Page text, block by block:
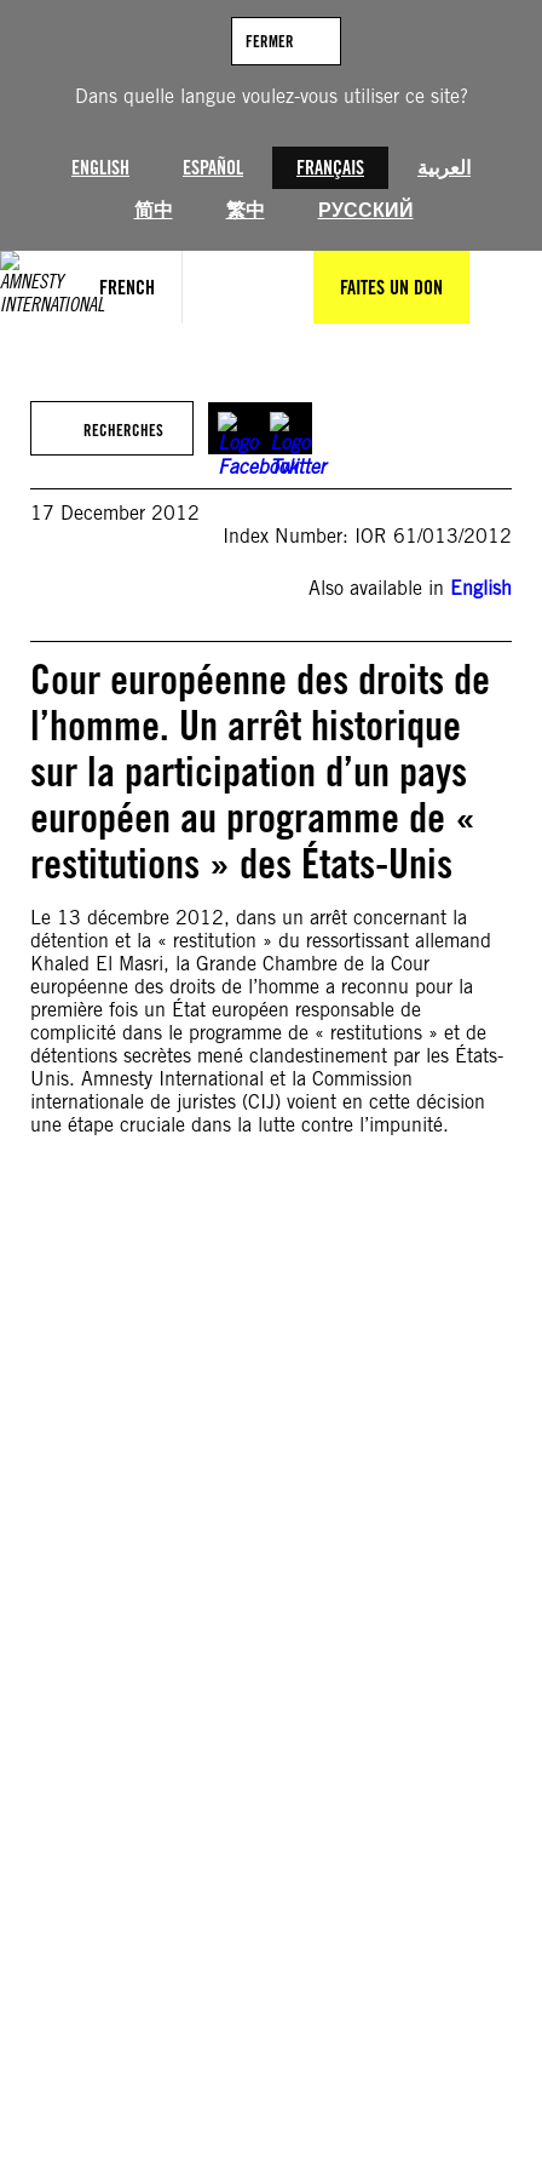
Dans quelle langue voulez-vous utiliser ce site?
ENGLISH ESPAÑOL FRANÇAIS
العربية
简中
繁中 РУССКИЙ
FERMER
FRENCH FAITES UN DON
RECHERCHES
17 December 2012
Index Number: IOR 61/013/2012
Also available in English
Cour européenne des droits de
l’homme. Un arrêt historique
sur la participation d’un pays
européen au programme de «
restitutions » des États-Unis
Le 13 décembre 2012, dans un arrêt concernant la
détention et la « restitution » du ressortissant allemand
Khaled El Masri, la Grande Chambre de la Cour
européenne des droits de l’homme a reconnu pour la
première fois un État européen responsable de
complicité dans le programme de « restitutions » et de
détentions secrètes mené clandestinement par les États-
Unis. Amnesty International et la Commission
internationale de juristes (CIJ) voient en cette décision
une étape cruciale dans la lutte contre l’impunité.